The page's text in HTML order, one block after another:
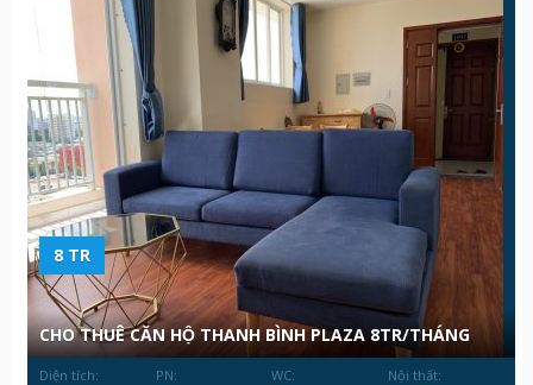
8 TR
CHO THUÊ CĂN HỘ THANH BÌNH PLAZA 8TR/THÁNG
Diện tích:
PN:
WC:
Nội thất: